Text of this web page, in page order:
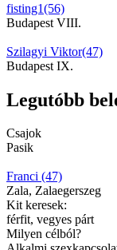
fisting1(56)
Budapest VIII.
Szilagyi Viktor(47)
Budapest IX.
Legutóbb
Csajok
Pasik
Franci (47)
Zala, Zalaegerszeg
Kit keresek:
férfit, vegyes párt
Milyen célból?